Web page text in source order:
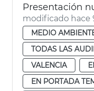
modificado hace
MEDIO
TODAS LAS
VALENCIA
EN PORTADA